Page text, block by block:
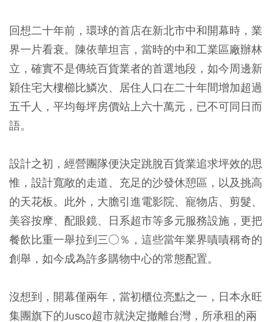
回想二十年前，環球的首店在新北市中和開幕時，業
界一片看衰。陳依華坦言，當時的中和工業區廠辦林
立，確實不是傳統百貨業者的首選地段，如今周邊新
穎住宅大樓櫛比鱗次、居住人口在二十年間增加超過
五千人，平均每坪房價站上六十萬元，已不可同日而
語。
設計之初，經營團隊便決定跳脫百貨業追求坪效的思
惟，設計寬敞的走道、充足的沙發休憩區，以及挑高
的天花板。此外，大膽引進電影院、寵物店、剪髮、
美容按摩、配眼鏡、日系超市等多元服務設施，更把
餐飲比重一舉拉到三○％，這些當年業界嘖嘖稱奇的
創舉，如今成為許多購物中心的常態配置。
沒想到，開幕僅兩年，當初櫃位亮點之一，日本永旺
集團旗下的Jusco超市就決定撤離台灣，所承租的兩